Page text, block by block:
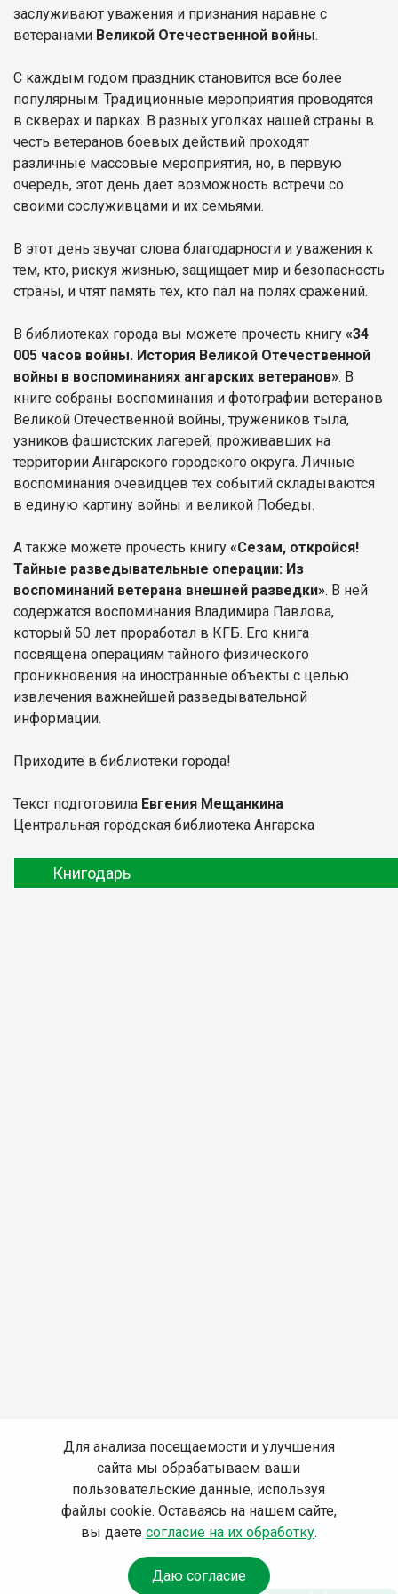
заслуживают уважения и признания наравне с
ветеранами Великой Отечественной войны.
С каждым годом праздник становится все более
популярным. Традиционные мероприятия проводятся
в скверах и парках. В разных уголках нашей страны в
честь ветеранов боевых действий проходят
различные массовые мероприятия, но, в первую
очередь, этот день дает возможность встречи со
своими сослуживцами и их семьями.
В этот день звучат слова благодарности и уважения к
тем, кто, рискуя жизнью, защищает мир и безопасность
страны, и чтят память тех, кто пал на полях сражений.
В библиотеках города вы можете прочесть книгу «34
005 часов войны. История Великой Отечественной
войны в воспоминаниях ангарских ветеранов». В
книге собраны воспоминания и фотографии ветеранов
Великой Отечественной войны, тружеников тыла,
узников фашистских лагерей, проживавших на
территории Ангарского городского округа. Личные
воспоминания очевидцев тех событий складываются
в единую картину войны и великой Победы.
А также можете прочесть книгу «Сезам, откройся!
Тайные разведывательные операции: Из
воспоминаний ветерана внешней разведки». В ней
содержатся воспоминания Владимира Павлова,
который 50 лет проработал в КГБ. Его книга
посвящена операциям тайного физического
проникновения на иностранные объекты с целью
извлечения важнейшей разведывательной
информации.
Приходите в библиотеки города!
Текст подготовила Евгения Мещанкина
Центральная городская библиотека Ангарска
Книгодарь
Для анализа посещаемости и улучшения
сайта мы обрабатываем ваши
пользовательские данные, используя
файлы cookie. Оставаясь на нашем сайте,
вы даете согласие на их обработку.
Даю согласие